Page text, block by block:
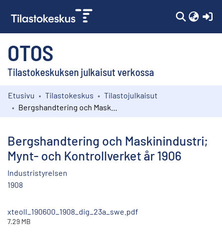
OTOS
Tilastokeskuksen julkaisut verkossa
Kokoelmat
Etusivu Tilastokeskus
Tilastojulkaisut
Bergshandtering och Maskinindustri;
Mynt- och Kontrollverket år 1906
Industristyrelsen
1908
xteoll_190600_1908_dig_23a_swe.pdf
7.29 MB